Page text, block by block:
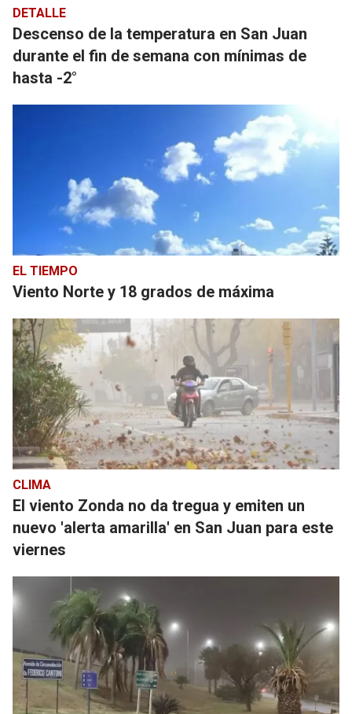
DETALLE
Descenso de la temperatura en San Juan
durante el fin de semana con mínimas de
hasta -2°
EL TIEMPO
Viento Norte y 18 grados de máxima
CLIMA
El viento Zonda no da tregua y emiten un
nuevo 'alerta amarilla' en San Juan para este
viernes